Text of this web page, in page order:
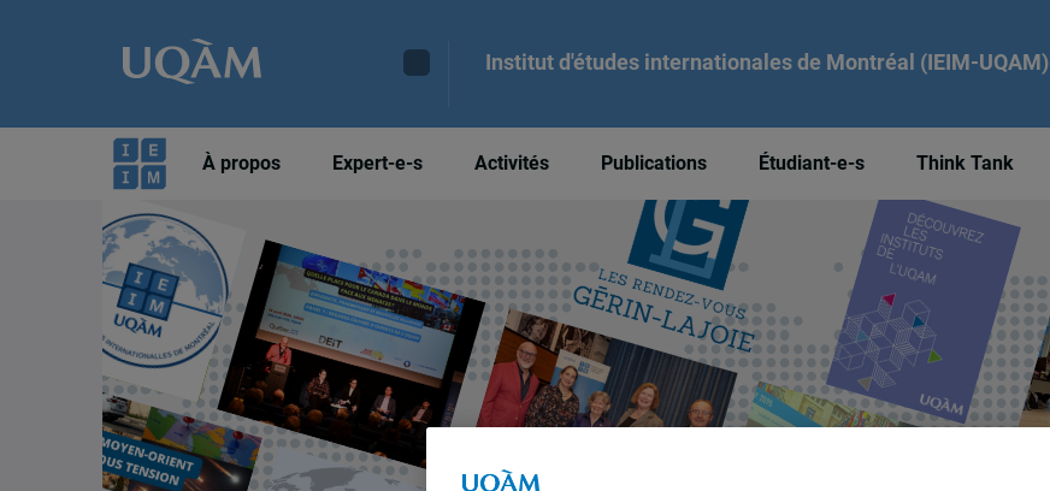
Institut d'études internationales de Montréal (IEIM-UQAM)
À propos Expert-e-s Activités Publications Étudiant-e-s Think Tank